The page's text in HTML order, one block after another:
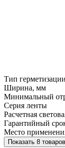
Тип герметизации
Ширина, мм
Минимальный
Серия ленты
Расчетная
Гарантийный
Место
Показать 8 товаров